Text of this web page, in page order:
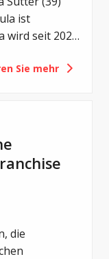
ist
wird seit 2021
Sie mehr
die